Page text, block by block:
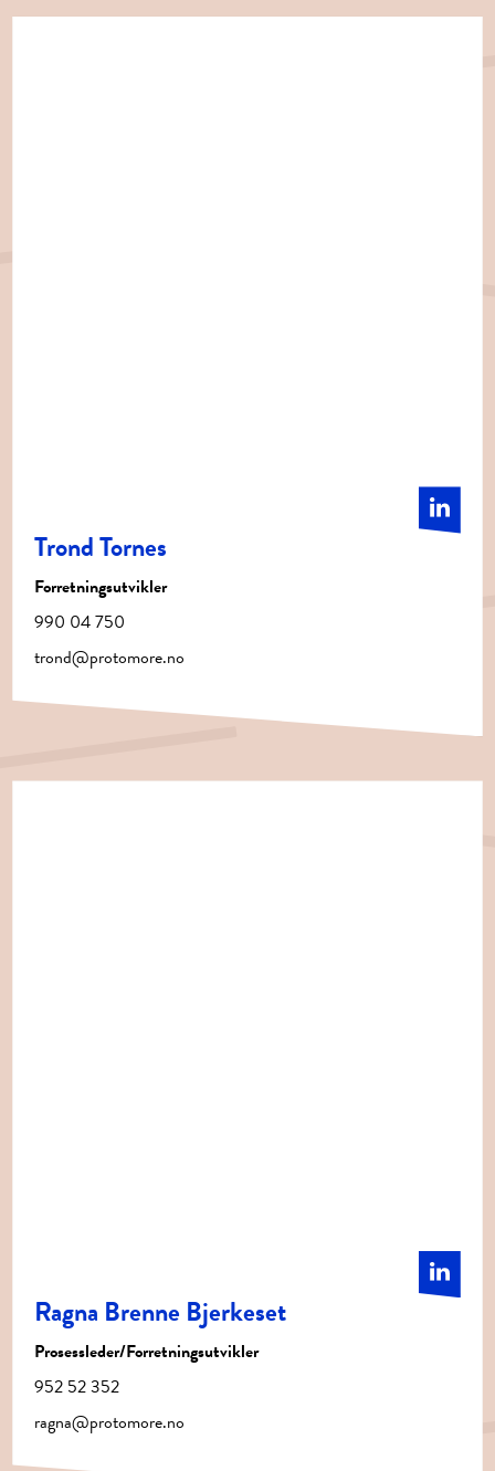
Trond Tornes
Forretningsutvikler
990 04 750
trond@protomore.no
Ragna Brenne Bjerkeset
Prosessleder/Forretningsutvikler
952 52 352
ragna@protomore.no